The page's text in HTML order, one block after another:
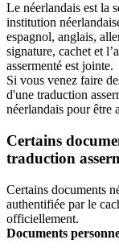
Le néerlandais est la
institution
espagnol, anglais,
signature, cachet et
assermenté est jointe.
Si vous venez faire
d'une traduction
néerlandais pour être
Certains
traduction
Certains documents
authentifiée par le
officiellement.
Documents